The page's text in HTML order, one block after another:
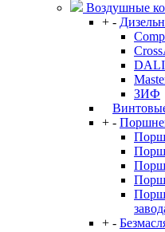
Воздушные
+ -
DALI
ЗИФ
+ -
+ -